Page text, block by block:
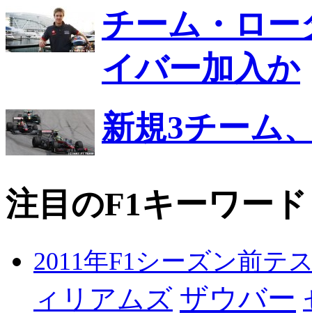
チーム・ロ
イバー加入か
新規3チーム
注目のF1キーワード
2011年F1シーズン前テ
ィリアムズ ザウバー